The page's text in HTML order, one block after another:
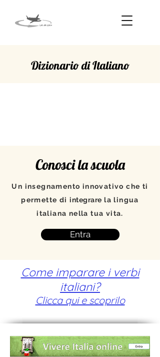
Dizionario di Italiano
Conosci la scuola
Un insegnamento innovativo che ti
permette diintegrare la lingua
italiana nella tua vita.
Entra
Come imparare i verbi
italiani?
Clicca qui e scoprilo